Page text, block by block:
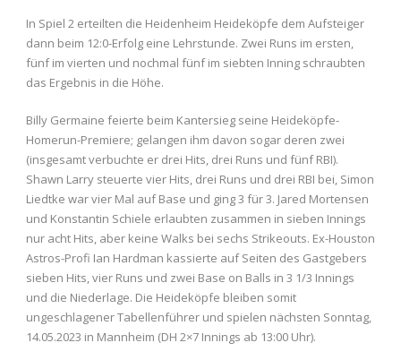
In Spiel 2 erteilten die Heidenheim Heideköpfe dem Aufsteiger
dann beim 12:0-Erfolg eine Lehrstunde. Zwei Runs im ersten,
fünf im vierten und nochmal fünf im siebten Inning schraubten
das Ergebnis in die Höhe.
Billy Germaine feierte beim Kantersieg seine Heideköpfe-
Homerun-Premiere; gelangen ihm davon sogar deren zwei
(insgesamt verbuchte er drei Hits, drei Runs und fünf RBI).
Shawn Larry steuerte vier Hits, drei Runs und drei RBI bei, Simon
Liedtke war vier Mal auf Base und ging 3 für 3. Jared Mortensen
und Konstantin Schiele erlaubten zusammen in sieben Innings
nur acht Hits, aber keine Walks bei sechs Strikeouts. Ex-Houston
Astros-Profi Ian Hardman kassierte auf Seiten des Gastgebers
sieben Hits, vier Runs und zwei Base on Balls in 3 1/3 Innings
und die Niederlage. Die Heideköpfe bleiben somit
ungeschlagener Tabellenführer und spielen nächsten Sonntag,
14.05.2023 in Mannheim (DH 2×7 Innings ab 13:00 Uhr).